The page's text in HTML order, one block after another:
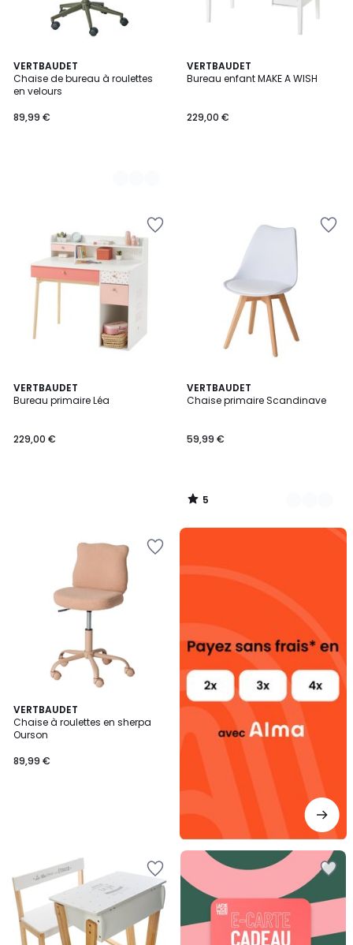
VERTBAUDET
Chaise de bureau à roulettes
en velours
89,99 €
3
Couleurs
VERTBAUDET
Bureau enfant MAKE A WISH
229,00 €
VERTBAUDET
Bureau primaire Léa
229,00 €
VERTBAUDET
Chaise primaire Scandinave
59,99 €
5
/
3
Couleurs
5
/
VERTBAUDET
Chaise à roulettes en sherpa
Ourson
89,99 €
Alma
sans